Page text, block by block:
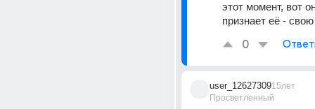
этот момент, вот
признает её -
0
user_12627309
Просветленный
15лет